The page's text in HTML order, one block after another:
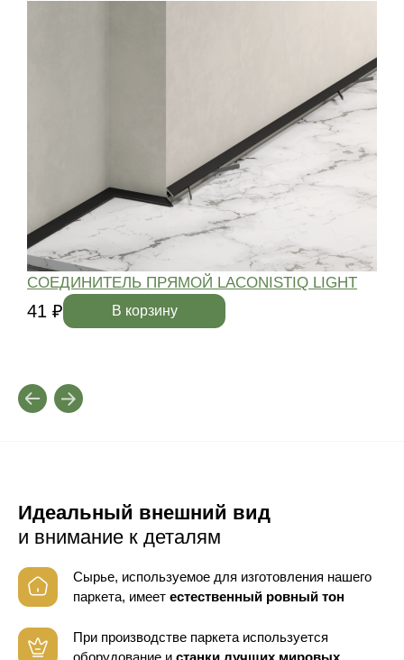
СОЕДИНИТЕЛЬ ПРЯМОЙ LACONISTIQ LIGHT
41 ₽ В корзину
Идеальный внешний вид
и внимание к деталям
Сырье, используемое для изготовления нашего
паркета, имеет естественный ровный тон
При производстве паркета используется
оборудование и станки лучших мировых